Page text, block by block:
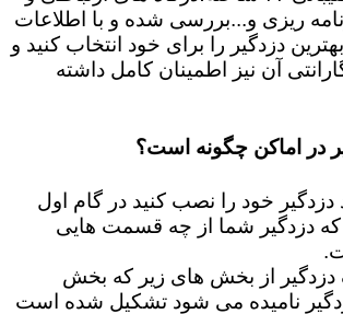
ریزی و...بررسی شده و با اطلاعات
دزدگیر را برای خود انتخاب کنید و
آن نیز اطمینان کامل داشته
در اماکن چگونه است؟
دزدگیر خود را نصب کنید در گام اول
که دزدگیر شما از چه قسمت هایی
از بخش های زیر که بخش
نامیده می شود تشکیل شده است